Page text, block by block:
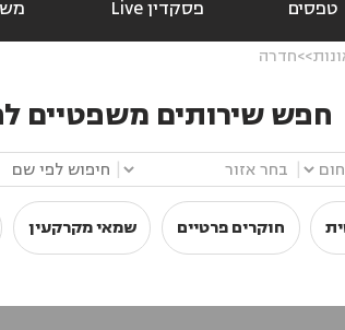
טפסים פסקדין Live
חדרה
חפש שירותים משפטיים
חוקרים פרטיים שמאי מקרקעין